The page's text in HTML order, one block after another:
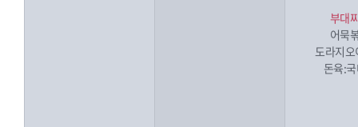
부대
어묵
도라지
돈육: